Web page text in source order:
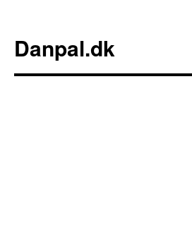
Danpal.dk